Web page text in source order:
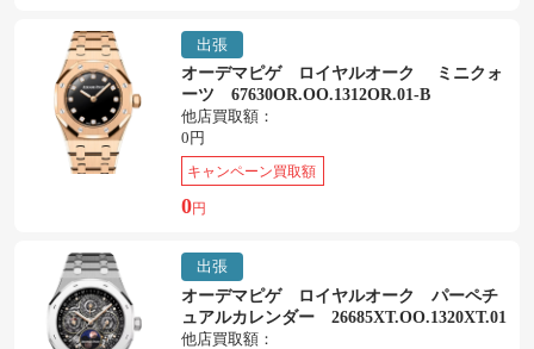
出張
オーデマピゲ ロイヤルオーク ミニクォ
ーツ 67630OR.OO.1312OR.01-B
他店買取額：
0円
キャンペーン買取額
0円
出張
オーデマピゲ ロイヤルオーク パーペチ
ュアルカレンダー 26685XT.OO.1320XT.01
他店買取額：